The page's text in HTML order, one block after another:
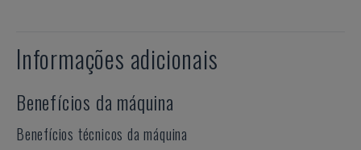
Informações adicionais
Benefícios da máquina
Benefícios técnicos da máquina